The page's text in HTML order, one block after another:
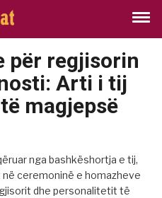
për regjisorin
Arti i tij
magjepsë
nga bashkëshortja e tij,
ceremoninë e homazheve
dhe personalitetit të